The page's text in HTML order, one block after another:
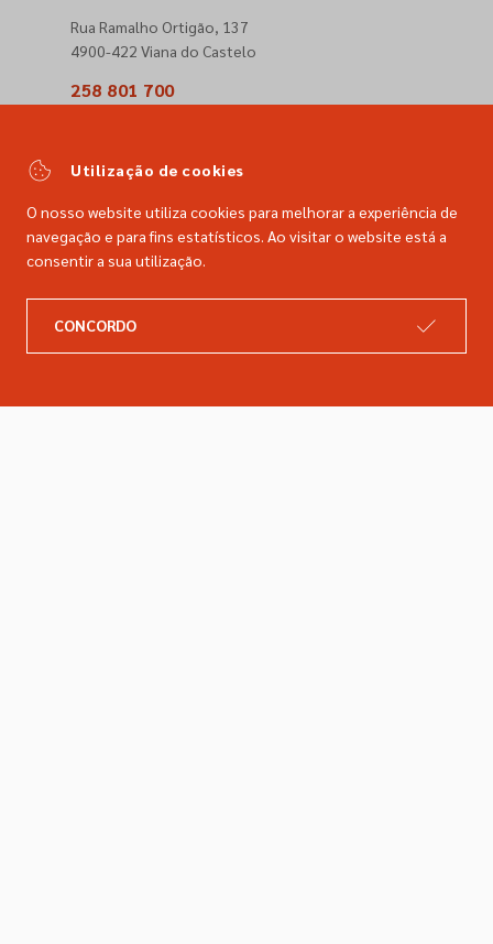
Rua Ramalho Ortigão, 137
4900-422 Viana do Castelo
258 801 700
comercial@dimacer.com
Catálogo
Utilização de cookies
O nosso website utiliza cookies para melhorar a experiência de
navegação e para fins estatísticos. Ao visitar o website está a
consentir a sua utilização.
CONCORDO